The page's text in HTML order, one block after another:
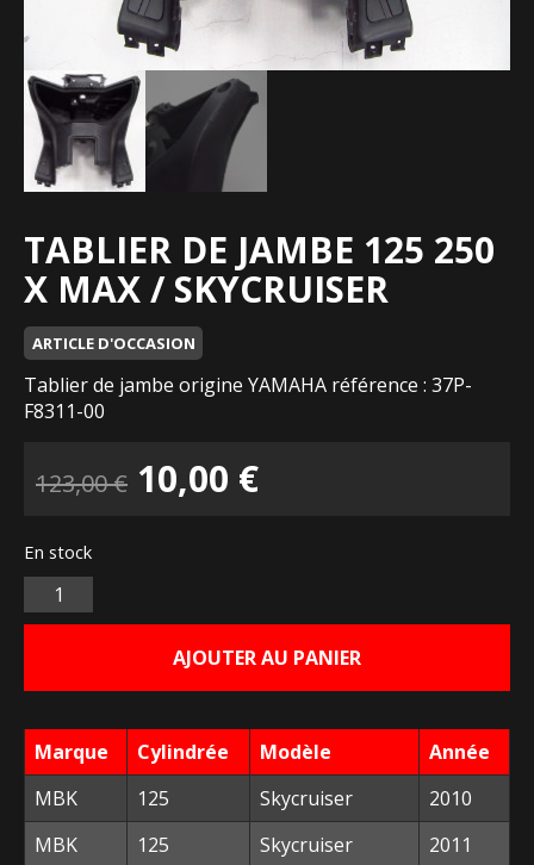
TABLIER DE JAMBE 125 250
X MAX / SKYCRUISER
ARTICLE D'OCCASION
Tablier de jambe origine YAMAHA référence : 37P-
F8311-00
123,00€ Le
était :
123,00 €.
10,00 €Le
est :
10,00 €.
En stock
Quantité
AJOUTER AU PANIER
Marque Cylindrée Modèle
Année
MBK
125 Skycruiser
2010
MBK
125 Skycruiser
2011